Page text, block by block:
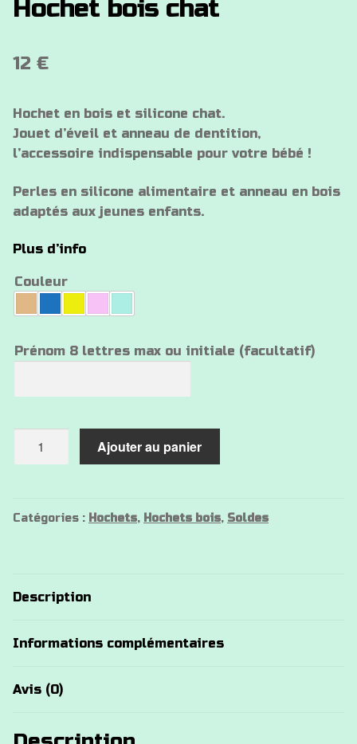
Hochet bois chat
12 €
Hochet en bois et silicone chat.
Jouet d’éveil et anneau de dentition,
l’accessoire indispensable pour votre bébé !
Perles en silicone alimentaire et anneau en bois
adaptés aux jeunes enfants.
Plus d’info
Couleur
Prénom 8 lettres max ou initiale (facultatif)
chat
Ajouter au panier
Catégories : Hochets, Hochets bois, Soldes
Description
Informations complémentaires
Avis (0)